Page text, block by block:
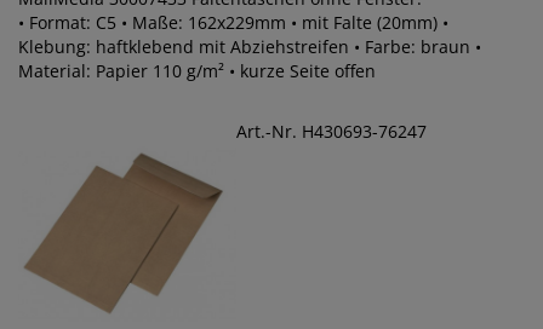
• Format: C5 • Maße: 162x229mm • mit Falte (20mm) •
Klebung: haftklebend mit Abziehstreifen • Farbe: braun •
Material: Papier 110 g/m² • kurze Seite offen
Art.-Nr. H430693-76247